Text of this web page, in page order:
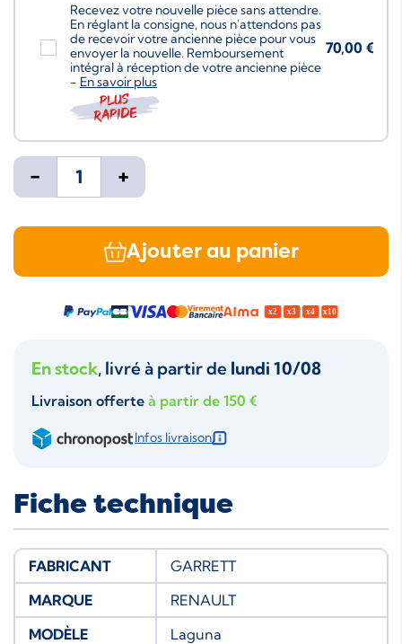
Recevez votre nouvelle pièce sans attendre.
En réglant la consigne, nous n'attendons pas
de recevoir votre ancienne pièce pour vous
envoyer la nouvelle. Remboursement
intégral à réception de votre ancienne pièce
- En savoir plus
Plus
rapide
70,00 €
- +
Ajouter au panier
En stock, livré à partir de lundi 10/08
Livraison offerte à partir de 150 €
Infos livraison
Fiche technique
FABRICANT
GARRETT
MARQUE
RENAULT
MODÈLE
Laguna